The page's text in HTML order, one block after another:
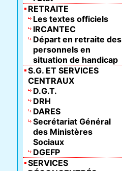
RETRAITE
Les textes officiels
IRCANTEC
Départ en retraite des
personnels en
situation de handicap
S.G. ET SERVICES
CENTRAUX
D.G.T.
DRH
DARES
Secrétariat Général
des Ministères
Sociaux
DGEFP
SERVICES